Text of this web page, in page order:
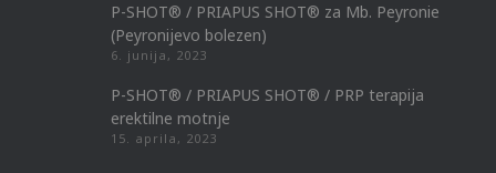
P-SHOT® / PRIAPUS SHOT® za Mb. Peyronie
(Peyronijevo bolezen)
6. junija, 2023
P-SHOT® / PRIAPUS SHOT® / PRP terapija
erektilne motnje
15. aprila, 2023